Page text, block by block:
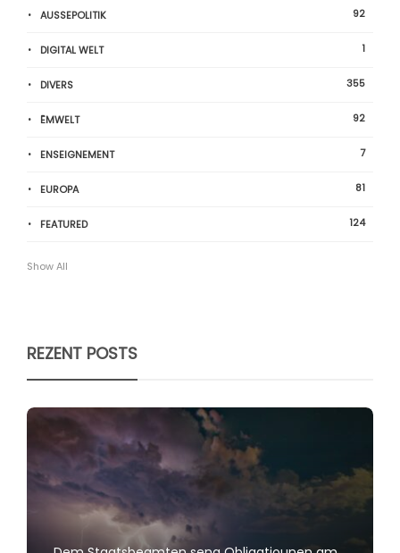
AUSSEPOLITIK 92
DIGITAL WELT 1
DIVERS 355
ËMWELT 92
ENSEIGNEMENT 7
EUROPA 81
FEATURED 124
Show All
REZENT POSTS